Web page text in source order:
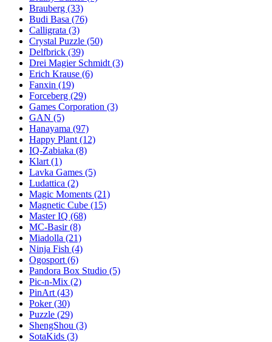
Brauberg (33)
Budi Basa (76)
Calligrata (3)
Crystal Puzzle (50)
Delfbrick (39)
Drei Magier Schmidt (3)
Erich Krause (6)
Fanxin (19)
Forceberg (29)
Games Corporation (3)
GAN (5)
Hanayama (97)
Happy Plant (12)
IQ-Zabiaka (8)
Klart (1)
Lavka Games (5)
Ludattica (2)
Magic Moments (21)
Magnetic Cube (15)
Master IQ (68)
MC-Basir(8)
Miadolla (21)
Ninja Fish (4)
Ogosport (6)
Pandora Box Studio (5)
Pic-n-Mix (2)
PinArt (43)
Poker(30)
Puzzle (29)
ShengShou (3)
SotaKids (3)